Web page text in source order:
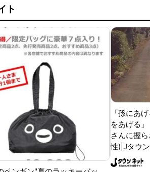
ト
「孫にあ
をあげる
さんに握
性)|Jタウ